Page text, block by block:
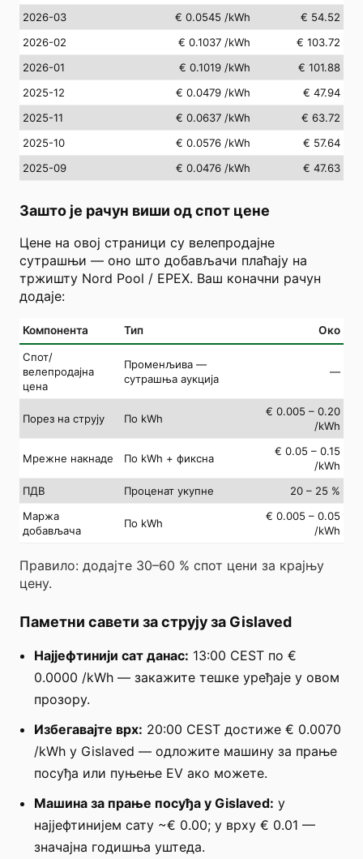
2026-03
€ 0.0545 /kWh
€ 54.52
2026-02
€ 0.1037 /kWh
€ 103.72
2026-01
€ 0.1019 /kWh
€ 101.88
2025-12
€ 0.0479 /kWh
€ 47.94
2025-11
€ 0.0637 /kWh
€ 63.72
2025-10
€ 0.0576 /kWh
€ 57.64
2025-09
€ 0.0476 /kWh € 47.63
Зашто је рачун виши од спот цене
Цене на овој страници су велепродајне
сутрашњи — оно што добављачи плаћају на
тржишту Nord Pool / EPEX. Ваш коначни рачун
додаје:
Компонента Тип Око
Спот/
велепродајна
цена
Променљива —
сутрашња аукција
—
Порез на струју По kWh
€ 0.005 – 0.20
/kWh
Мрежне накнаде По kWh + фиксна
€ 0.05 – 0.15
/kWh
ПДВ
Проценат укупне
20 – 25 %
Маржа
добављача
По kWh
€ 0.005 – 0.05
/kWh
Правило: додајте 30–60 % спот цени за крајњу
цену.
Паметни савети за струју за Gislaved
Најјефтинији сат данас: 13:00 CEST по €
0.0000 /kWh — закажите тешке уређаје у овом
прозору.
Избегавајте врх: 20:00 CEST достиже € 0.0070
/kWh у Gislaved — одложите машину за прање
посуђа или пуњење EV ако можете.
Машина за прање посуђа у Gislaved: у
најјефтинијем сату ~€ 0.00; у врху € 0.01 —
значајна годишња уштеда.